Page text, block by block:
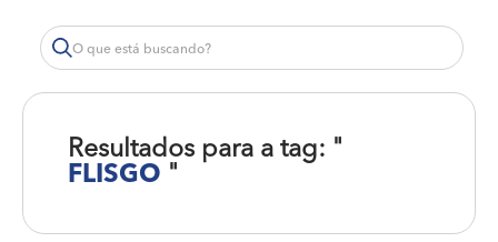
Resultados para a tag: "
FLISGO "